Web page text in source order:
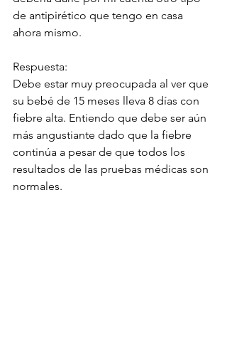
de antipirético que tengo en casa
ahora mismo.
Respuesta:
Debe estar muy preocupada al ver que
su bebé de 15 meses lleva 8 días con
fiebre alta. Entiendo que debe ser aún
más angustiante dado que la fiebre
continúa a pesar de que todos los
resultados de las pruebas médicas son
normales.